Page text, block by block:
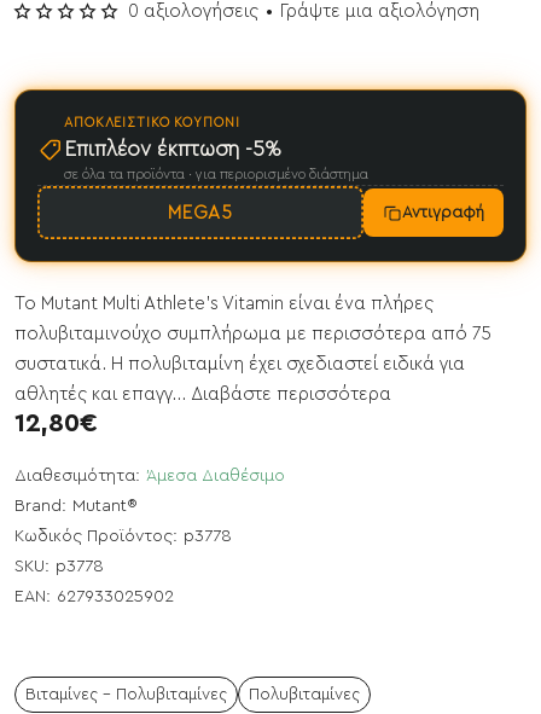
Διαθεσιμότητα: Άμεσα Διαθέσιμο
Brand: Mutant®
Κωδικός Προϊόντος: p3778
SKU: p3778
EAN: 627933025902
0 αξιολογήσεις • Γράψτε μια αξιολόγηση
12,80€
ΑΠΟΚΛΕΙΣΤΙΚΌ ΚΟΥΠΌΝΙ
Επιπλέον έκπτωση -5%
σε όλα τα προϊόντα · για περιορισμένο διάστημα
MEGA5 Αντιγραφή
Το Mutant Multi Athlete's Vitamin είναι ένα πλήρες
πολυβιταμινούχο συμπλήρωμα με περισσότερα από 75
συστατικά. Η πολυβιταμίνη έχει σχεδιαστεί ειδικά για
αθλητές και επαγγ... Διαβάστε περισσότερα
Βιταμίνες - Πολυβιταμίνες Πολυβιταμίνες